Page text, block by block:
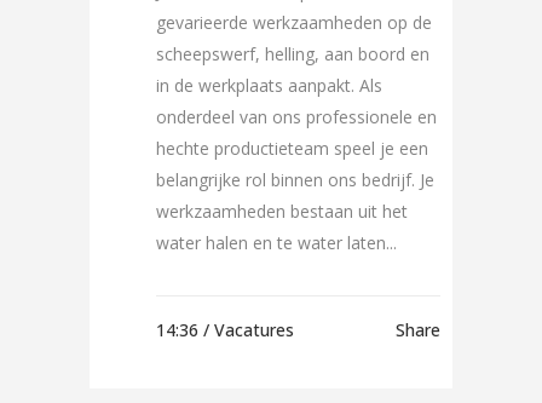
gevarieerde werkzaamheden op de
scheepswerf, helling, aan boord en
in de werkplaats aanpakt. Als
onderdeel van ons professionele en
hechte productieteam speel je een
belangrijke rol binnen ons bedrijf. Je
werkzaamheden bestaan uit het
water halen en te water laten...
14:36 / Vacatures Share